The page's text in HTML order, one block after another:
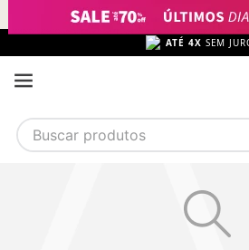
ATÉ 4X SEM
Buscar produtos